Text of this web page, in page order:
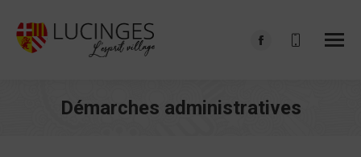
Facebook
in
Démarches administratives